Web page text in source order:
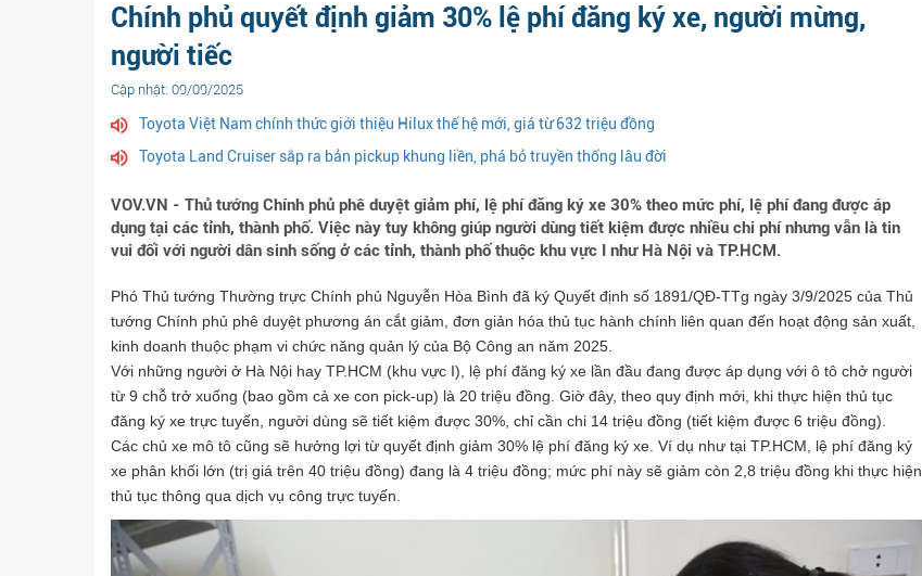
Chính phủ quyết định giảm 30% lệ phí đăng ký xe, người mừng,
người tiếc
Cập nhật: 09/09/2025
Toyota Việt Nam chính thức giới thiệu Hilux thế hệ mới, giá từ 632 triệu đồng
Toyota Land Cruiser sắp ra bản pickup khung liền, phá bỏ truyền thống lâu đời
VOV.VN - Thủ tướng Chính phủ phê duyệt giảm phí, lệ phí đăng ký xe 30% theo mức phí, lệ phí đang được áp
dụng tại các tỉnh, thành phố. Việc này tuy không giúp người dùng tiết kiệm được nhiều chi phí nhưng vẫn là tin
vui đối với người dân sinh sống ở các tỉnh, thành phố thuộc khu vực I như Hà Nội và TP.HCM.
Phó Thủ tướng Thường trực Chính phủ Nguyễn Hòa Bình đã ký Quyết định số 1891/QĐ-TTg ngày 3/9/2025 của Thủ
tướng Chính phủ phê duyệt phương án cắt giảm, đơn giản hóa thủ tục hành chính liên quan đến hoạt động sản xuất,
kinh doanh thuộc phạm vi chức năng quản lý của Bộ Công an năm 2025.
Với những người ở Hà Nội hay TP.HCM (khu vực I), lệ phí đăng ký xe lần đầu đang được áp dụng với ô tô chở người
từ 9 chỗ trở xuống (bao gồm cả xe con pick-up) là 20 triệu đồng. Giờ đây, theo quy định mới, khi thực hiện thủ tục
đăng ký xe trực tuyến, người dùng sẽ tiết kiệm được 30%, chỉ cần chi 14 triệu đồng (tiết kiệm được 6 triệu đồng).
Các chủ xe mô tô cũng sẽ hưởng lợi từ quyết định giảm 30% lệ phí đăng ký xe. Ví dụ như tại TP.HCM, lệ phí đăng ký
xe phân khối lớn (trị giá trên 40 triệu đồng) đang là 4 triệu đồng; mức phí này sẽ giảm còn 2,8 triệu đồng khi thực hiện
thủ tục thông qua dịch vụ công trực tuyến.